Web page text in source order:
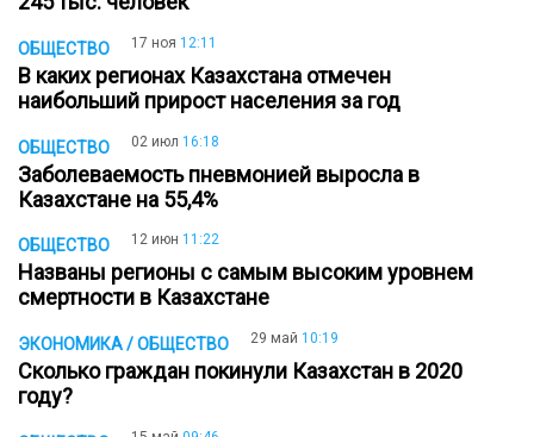
ОБЩЕСТВО 17 ноя 12:11
В каких регионах Казахстана отмечен
наибольший прирост населения за год
ОБЩЕСТВО 02 июл 16:18
Заболеваемость пневмонией выросла в
Казахстане на 55,4%
ОБЩЕСТВО 12 июн 11:22
Названы регионы с самым высоким уровнем
смертности в Казахстане
ЭКОНОМИКА / ОБЩЕСТВО 29 май 10:19
Сколько граждан покинули Казахстан в 2020
году?